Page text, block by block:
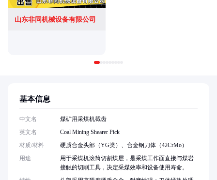
山东非同机械设备有限公司
基本信息
中文名
煤矿用采煤机截齿
英文名
Coal Mining Shearer Pick
材质/材料
硬质合金头部（YG类）、合金钢刀体（42CrMo）
用途
用于采煤机滚筒切割煤层，是采煤工作面直接与煤岩
接触的切削工具，决定采煤效率和设备使用寿命。